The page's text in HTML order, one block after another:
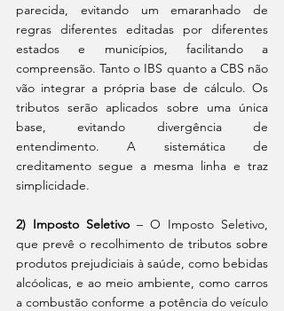
parecida, evitando um emaranhado de
regras diferentes editadas por diferentes
estados e municípios, facilitando a
compreensão. Tanto o IBS quanto a CBS não
vão integrar a própria base de cálculo. Os
tributos serão aplicados sobre uma única
base, evitando divergência de
entendimento. A sistemática de
creditamento segue a mesma linha e traz
simplicidade.
2) Imposto Seletivo – O Imposto Seletivo,
que prevê o recolhimento de tributos sobre
produtos prejudiciais à saúde, como bebidas
alcóolicas, e ao meio ambiente, como carros
a combustão conforme a potência do veículo